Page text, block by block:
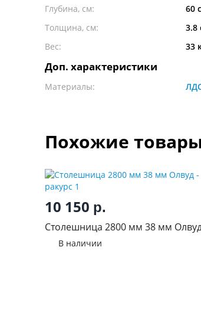
Глубина, см:
60
Толщина, см:
3.8
Вес:
33
Доп. характеристики
Материалы:
Похожие
10 150 р.
Столешница 2800 мм 38 мм
В наличии